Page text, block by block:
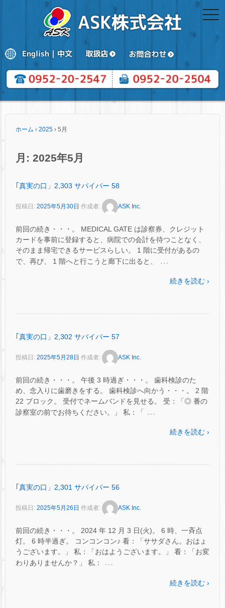
ホーム › 2025 › 5月
月: 2025年5月
｢真実の口」2,303 サバイバー 58
投稿日: 2025年5月30日 作成者: ASK Inc.
前回の続き・・・。 MEDICAL GATE は診察券、クレジット
カードを事前に登録すると、病院での会計を待つことなく、
そのまま帰宅できるサービスらしい。 1 階に受付があるの
で、再び、 1 階へと行こうと廊下に出ると、
…
続きを読む ›
｢真実の口」2,302 サバイバー 57
投稿日: 2025年5月28日 作成者: ASK Inc.
前回の続き・・・。 午後 3 時過ぎ・・・。 歯科検診のた
め、念入りに歯磨きをする。 歯科検診へ向かう・・・。 2 階
22 ブロック。 受付でネームバンドを見せる。 受：「◎ 番の
診察室の前でお待ちください。」 私：「
…
続きを読む ›
｢真実の口」2,301 サバイバー 56
投稿日: 2025年5月26日 作成者: ASK Inc.
前回の続き・・・。 2024 年 12 月 3 日(火)。 6 時、一斉点
灯。 6 時半過ぎ。 コンコンコン♪ 看：「ササダさん。おはょ
うございます。」 私：「おはようございます。」 看：「お変
わりありませんか？」 私：
…
続きを読む ›